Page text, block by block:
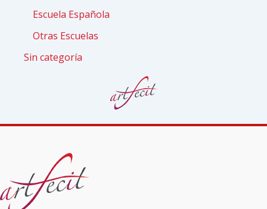
Escuela Española
Otras Escuelas
Sin categoría